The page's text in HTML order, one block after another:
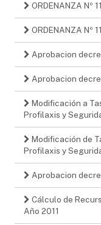
ORDENANZA Nº
ORDENANZA Nº
Aprobacion
Aprobacion
Modificación a
Profilaxis y
Modificación de
Profilaxis y
Aprobacion
Cálculo de
Año 2011